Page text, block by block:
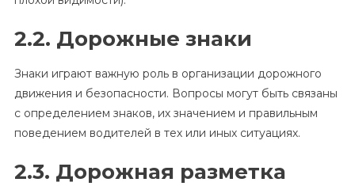
2.2. Дорожные знаки
Знаки играют важную роль в организации дорожного
движения и безопасности. Вопросы могут быть связаны
с определением знаков, их значением и правильным
поведением водителей в тех или иных ситуациях.
2.3. Дорожная разметка